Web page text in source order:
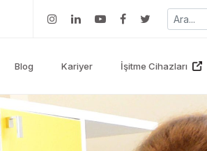
Blog Kariyer İşitme Cihazları